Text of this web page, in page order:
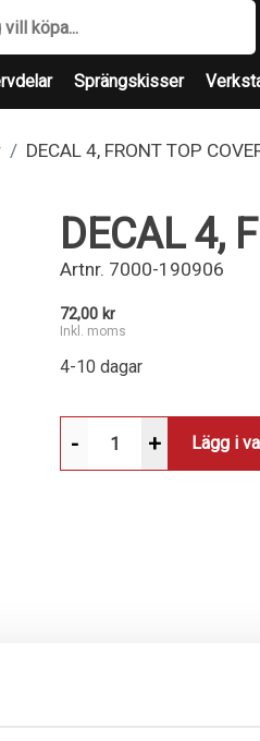
Sprängskisser
DECAL 4, FRONT TOP
DECAL 4,
Artnr. 7000-190906
72,00 kr
Inkl. moms
4-10 dagar
- + Lägg i